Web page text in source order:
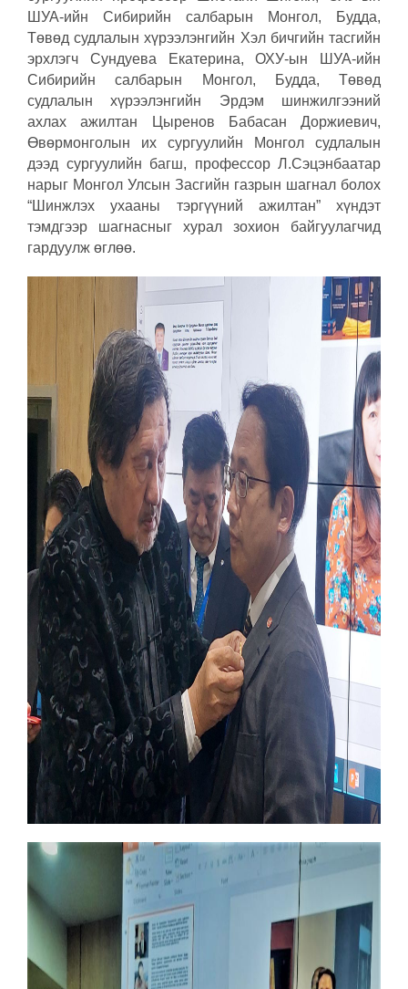
ШУА-ийн Сибирийн салбарын Монгол, Будда,
Төвөд судлалын хүрээлэнгийн Хэл бичгийн тасгийн
эрхлэгч Сундуева Екатерина, ОХУ-ын ШУА-ийн
Сибирийн салбарын Монгол, Будда, Төвөд
судлалын хүрээлэнгийн Эрдэм шинжилгээний
ахлах ажилтан Цыренов Бабасан Доржиевич,
Өвөрмонголын их сургуулийн Монгол судлалын
дээд сургуулийн багш, профессор Л.Сэцэнбаатар
нарыг Монгол Улсын Засгийн газрын шагнал болох
“Шинжлэх ухааны тэргүүний ажилтан” хүндэт
тэмдгээр шагнасныг хурал зохион байгуулагчид
гардуулж өглөө.